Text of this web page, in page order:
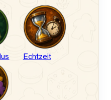
Echtzeit